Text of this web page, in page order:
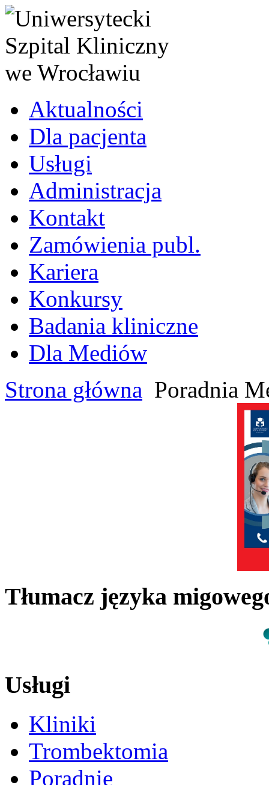
Aktualności
Dla pacjenta
Usługi
Administracja
Kontakt
Zamówienia publ.
Kariera
Konkursy
Badania kliniczne
Dla Mediów
Strona główna Poradnia
Tłumacz języka
Usługi
Kliniki
Trombektomia
Poradnie